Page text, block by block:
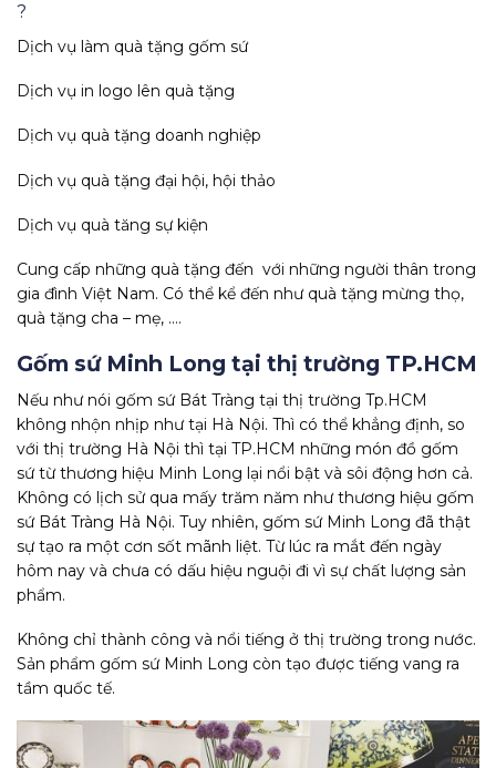
?
Dịch vụ làm quà tặng gốm sứ
Dịch vụ in logo lên quà tặng
Dịch vụ quà tặng doanh nghiệp
Dịch vụ quà tặng đại hội, hội thảo
Dịch vụ quà tăng sự kiện
Cung cấp những quà tặng đến với những người thân trong
gia đình Việt Nam. Có thể kể đến như quà tặng mừng thọ,
quà tặng cha – mẹ, ….
Gốm sứ Minh Long tại thị trường TP.HCM
Nếu như nói gốm sứ Bát Tràng tại thị trường Tp.HCM
không nhộn nhịp như tại Hà Nội. Thì có thể khẳng định, so
với thị trường Hà Nội thì tại TP.HCM những món đồ gốm
sứ từ thương hiệu Minh Long lại nổi bật và sôi động hơn cả.
Không có lịch sử qua mấy trăm năm như thương hiệu gốm
sứ Bát Tràng Hà Nội. Tuy nhiên, gốm sứ Minh Long đã thật
sự tạo ra một cơn sốt mãnh liệt. Từ lúc ra mắt đến ngày
hôm nay và chưa có dấu hiệu nguội đi vì sự chất lượng sản
phẩm.
Không chỉ thành công và nổi tiếng ở thị trường trong nước.
Sản phẩm gốm sứ Minh Long còn tạo được tiếng vang ra
tầm quốc tế.